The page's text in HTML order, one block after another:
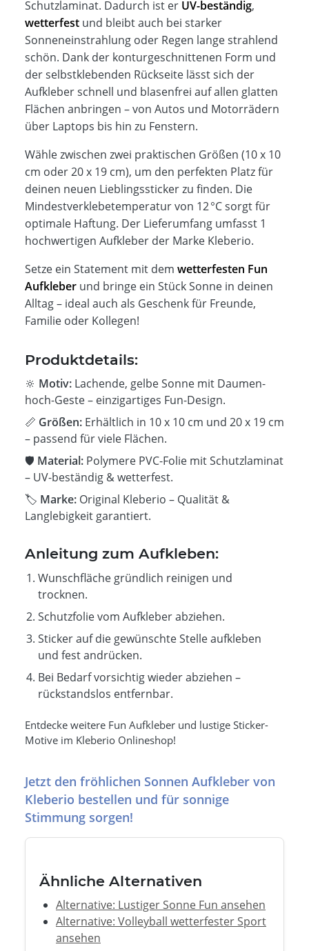
Schutzlaminat. Dadurch ist er UV-beständig,
wetterfest und bleibt auch bei starker
Sonneneinstrahlung oder Regen lange strahlend
schön. Dank der konturgeschnittenen Form und
der selbstklebenden Rückseite lässt sich der
Aufkleber schnell und blasenfrei auf allen glatten
Flächen anbringen – von Autos und Motorrädern
über Laptops bis hin zu Fenstern.
Wähle zwischen zwei praktischen Größen (10 x 10
cm oder 20 x 19 cm), um den perfekten Platz für
deinen neuen Lieblingssticker zu finden. Die
Mindestverklebetemperatur von 12 °C sorgt für
optimale Haftung. Der Lieferumfang umfasst 1
hochwertigen Aufkleber der Marke Kleberio.
Setze ein Statement mit dem wetterfesten Fun
Aufkleber und bringe ein Stück Sonne in deinen
Alltag – ideal auch als Geschenk für Freunde,
Familie oder Kollegen!
Produktdetails:
🔆 Motiv: Lachende, gelbe Sonne mit Daumen-
hoch-Geste – einzigartiges Fun-Design.
📏 Größen: Erhältlich in 10 x 10 cm und 20 x 19 cm
– passend für viele Flächen.
🛡️ Material: Polymere PVC-Folie mit Schutzlaminat
– UV-beständig & wetterfest.
🏷️ Marke: Original Kleberio – Qualität &
Langlebigkeit garantiert.
Anleitung zum Aufkleben:
Wunschfläche gründlich reinigen und
trocknen.
Schutzfolie vom Aufkleber abziehen.
Sticker auf die gewünschte Stelle aufkleben
und fest andrücken.
Bei Bedarf vorsichtig wieder abziehen –
rückstandslos entfernbar.
Entdecke weitere Fun Aufkleber und lustige Sticker-
Motive im Kleberio Onlineshop!
Jetzt den fröhlichen Sonnen Aufkleber von
Kleberio bestellen und für sonnige
Stimmung sorgen!
Ähnliche Alternativen
Alternative: Lustiger Sonne Fun ansehen
Alternative: Volleyball wetterfester Sport
ansehen